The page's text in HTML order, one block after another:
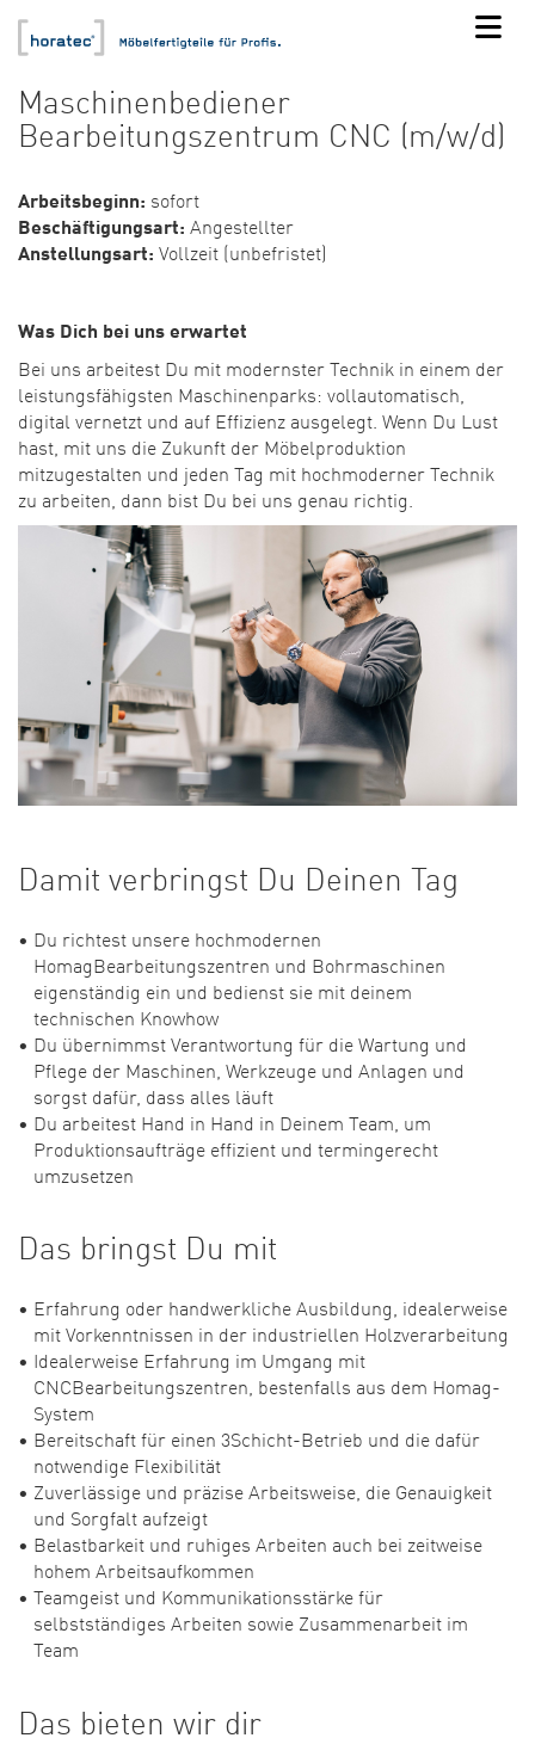
Maschinenbediener
Bearbeitungszentrum CNC (m/w/d)
Arbeitsbeginn: sofort
Beschäftigungsart: Angestellter
Anstellungsart: Vollzeit (unbefristet)
Was Dich bei uns erwartet
Bei uns arbeitest Du mit modernster Technik in einem der
leistungsfähigsten Maschinenparks: vollautomatisch,
digital vernetzt und auf Effizienz ausgelegt. Wenn Du Lust
hast, mit uns die Zukunft der Möbelproduktion
mitzugestalten und jeden Tag mit hochmoderner Technik
zu arbeiten, dann bist Du bei uns genau richtig.
Damit verbringst Du Deinen Tag
Du richtest unsere hochmodernen
HomagBearbeitungszentren und Bohrmaschinen
eigenständig ein und bedienst sie mit deinem
technischen Knowhow
Du übernimmst Verantwortung für die Wartung und
Pflege der Maschinen, Werkzeuge und Anlagen und
sorgst dafür, dass alles läuft
Du arbeitest Hand in Hand in Deinem Team, um
Produktionsaufträge effizient und termingerecht
umzusetzen
Das bringst Du mit
Erfahrung oder handwerkliche Ausbildung, idealerweise
mit Vorkenntnissen in der industriellen Holzverarbeitung
Idealerweise Erfahrung im Umgang mit
CNCBearbeitungszentren, bestenfalls aus dem Homag-
System
Bereitschaft für einen 3Schicht-Betrieb und die dafür
notwendige Flexibilität
Zuverlässige und präzise Arbeitsweise, die Genauigkeit
und Sorgfalt aufzeigt
Belastbarkeit und ruhiges Arbeiten auch bei zeitweise
hohem Arbeitsaufkommen
Teamgeist und Kommunikationsstärke für
selbstständiges Arbeiten sowie Zusammenarbeit im
Team
Das bieten wir dir